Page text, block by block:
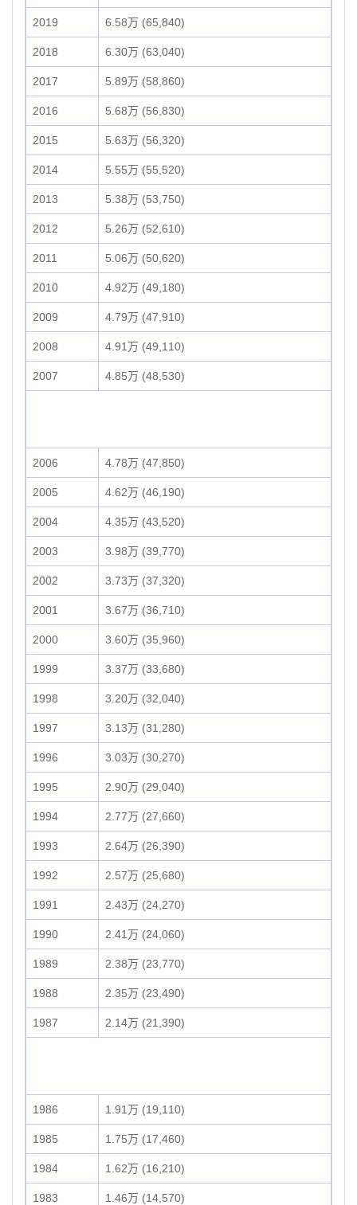
2019 6.58万 (65,840)
2018 6.30万 (63,040)
2017 5.89万 (58,860)
2016 5.68万 (56,830)
2015 5.63万 (56,320)
2014 5.55万 (55,520)
2013 5.38万 (53,750)
2012 5.26万 (52,610)
2011 5.06万 (50,620)
2010 4.92万 (49,180)
2009 4.79万 (47,910)
2008 4.91万 (49,110)
2007 4.85万 (48,530)
2006 4.78万 (47,850)
2005 4.62万 (46,190)
2004 4.35万 (43,520)
2003 3.98万 (39,770)
2002 3.73万 (37,320)
2001 3.67万 (36,710)
2000 3.60万 (35,960)
1999 3.37万 (33,680)
1998 3.20万 (32,040)
1997 3.13万 (31,280)
1996 3.03万 (30,270)
1995 2.90万 (29,040)
1994 2.77万 (27,660)
1993 2.64万 (26,390)
1992 2.57万 (25,680)
1991 2.43万 (24,270)
1990 2.41万 (24,060)
1989 2.38万 (23,770)
1988 2.35万 (23,490)
1987 2.14万 (21,390)
1986 1.91万 (19,110)
1985 1.75万 (17,460)
1984 1.62万 (16,210)
1983 1.46万 (14,570)